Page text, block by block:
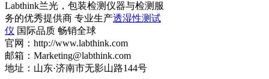
Labthink兰光，包装检测仪器与检测服
务的优秀提供商 专业生产透湿性测试
仪 国际品质 畅销全球
官网：http://www.labthink.com
邮箱：Marketing@labthink.com
地址：山东·济南市无影山路144号